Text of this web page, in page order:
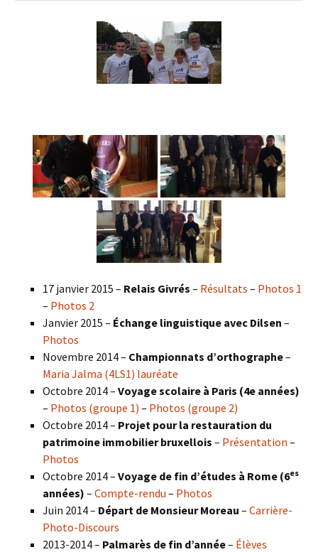
17 janvier 2015 – Relais Givrés – Résultats – Photos 1
– Photos 2
Janvier 2015 – Échange linguistique avec Dilsen –
Photos
Novembre 2014 – Championnats d’orthographe–
Maria Jalma (4LS1) lauréate
Octobre 2014 – Voyage scolaire à Paris (4e années)
– Photos (groupe 1) – Photos (groupe 2)
Octobre 2014 – Projet pour la restauration du
patrimoine immobilier bruxellois – Présentation –
Photos
Octobre 2014 – Voyage de fin d’études à Rome (6es
années) – Compte-rendu – Photos
Juin 2014 – Départ de Monsieur Moreau – Carrière-
Photo-Discours
2013-2014 – Palmarès de fin d’année– Élèves